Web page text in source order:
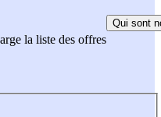
la liste des offres
Qui sont